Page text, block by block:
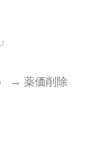
→ 薬価削除